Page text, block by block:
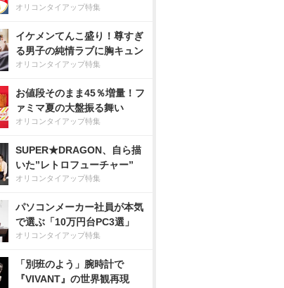
オリコンタイアップ特集
イケメンてんこ盛り！尊すぎ
る男子の純情ラブに胸キュン
オリコンタイアップ特集
お値段そのまま45％増量！フ
ァミマ夏の大盤振る舞い
オリコンタイアップ特集
SUPER★DRAGON、自ら描
いた”レトロフューチャー”
オリコンタイアップ特集
パソコンメーカー社員が本気
で選ぶ「10万円台PC3選」
オリコンタイアップ特集
「別班のよう」腕時計で
『VIVANT』の世界観再現